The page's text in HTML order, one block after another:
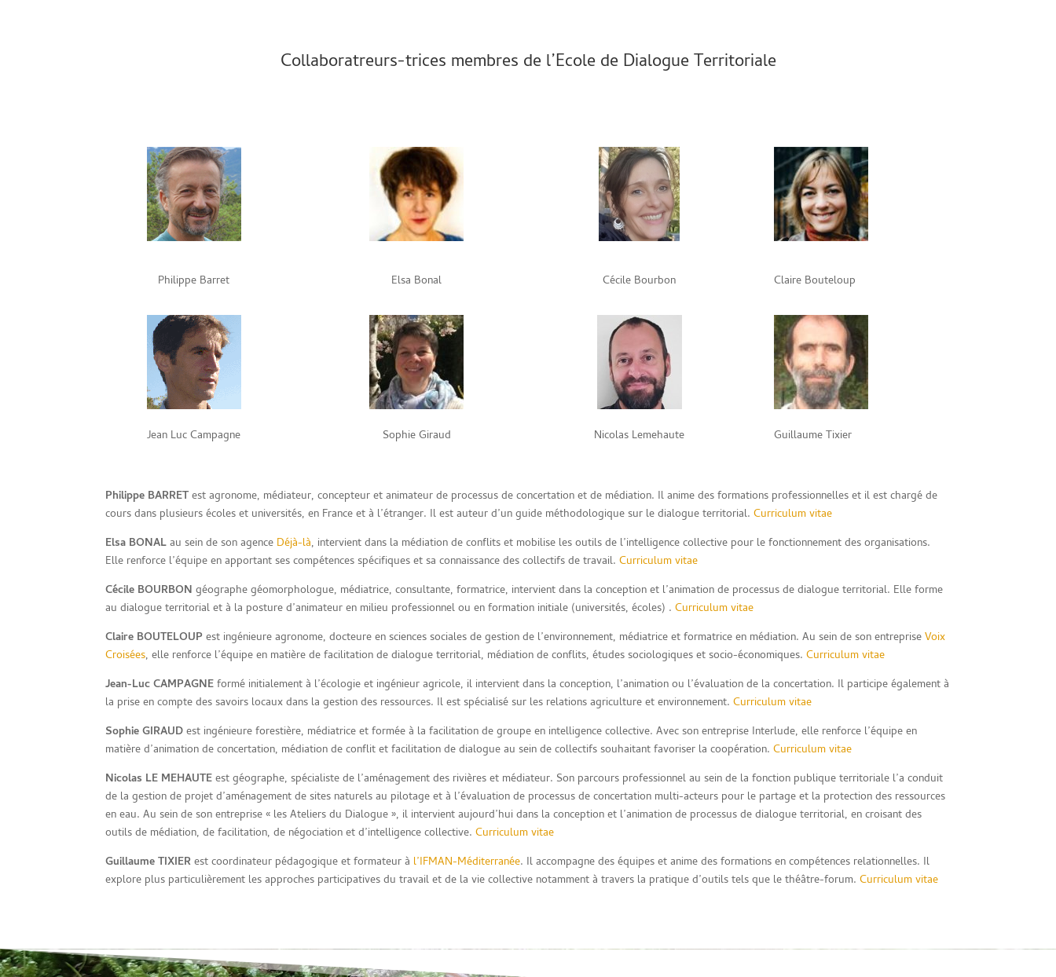
Collaboratreurs-trices membres de l’Ecole de Dialogue Territoriale
Philippe Barret Elsa Bonal Cécile Bourbon Claire Bouteloup
Jean Luc Campagne Sophie Giraud Nicolas Lemehaute Guillaume Tixier
Philippe BARRETest agronome, médiateur, concepteur et animateur de processus de concertation et de médiation. Il anime des formations professionnelles et il est chargé de
cours dans plusieurs écoles et universités, en France et à l’étranger. Il est auteur d’un guide méthodologique sur le dialogue territorial. Curriculum vitae
Elsa BONALau sein de son agence Déjà-là, intervient dans la médiation de conflits et mobilise les outils de l’intelligence collective pour le fonctionnement des organisations.
Elle renforce l’équipe en apportant ses compétences spécifiques et sa connaissance des collectifs de travail.Curriculum vitae
Cécile BOURBON géographe géomorphologue, médiatrice, consultante, formatrice, intervient dans la conception et l’animation de processus de dialogue territorial. Elle forme
au dialogue territorial et à la posture d’animateur en milieu professionnel ou en formation initiale (universités, écoles) .Curriculum vitae
Claire BOUTELOUPest ingénieure agronome, docteure en sciences sociales de gestion de l’environnement, médiatrice et formatrice en médiation. Au sein de son entrepriseVoix
Croisées, elle renforce l’équipe en matière de facilitation de dialogue territorial, médiation de conflits, études sociologiques et socio-économiques.Curriculum vitae
Jean-Luc CAMPAGNEformé initialement à l’écologie et ingénieur agricole, il intervient dans la conception, l’animation ou l’évaluation de la concertation. Il participe également à
la prise en compte des savoirs locaux dans la gestion des ressources. Il est spécialisé sur les relations agriculture et environnement.Curriculum vitae
Sophie GIRAUDest ingénieure forestière, médiatrice et formée à la facilitation de groupe en intelligence collective. Avec son entreprise Interlude, elle renforce l’équipe en
matière d’animation de concertation, médiation de conflit et facilitation de dialogue au sein de collectifs souhaitant favoriser la coopération.Curriculum vitae
Nicolas LE MEHAUTEest géographe, spécialiste de l’aménagement des rivières et médiateur. Son parcours professionnel au sein de la fonction publique territoriale l’a conduit
de la gestion de projet d’aménagement de sites naturels au pilotage et à l’évaluation de processus de concertation multi-acteurs pour le partage et la protection des ressources
en eau. Au sein de son entreprise « les Ateliers du Dialogue », il intervient aujourd’hui dans la conception et l’animation de processus de dialogue territorial, en croisant des
outils de médiation, de facilitation, de négociation et d’intelligence collective.Curriculum vitae
Guillaume TIXIERest coordinateur pédagogique et formateur à l’IFMAN-Méditerranée. Il accompagne des équipes et anime des formations en compétences relationnelles. Il
explore plus particulièrement les approches participatives du travail et de la vie collective notamment à travers la pratique d’outils tels que le théâtre-forum.Curriculum vitae